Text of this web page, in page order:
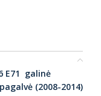
E71 galinė
(2008-2014)